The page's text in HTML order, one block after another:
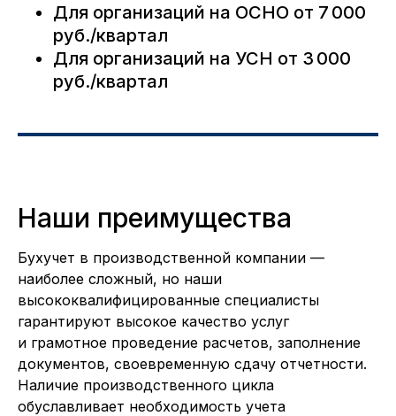
Для организаций на ОСНО от 7 000
руб./квартал
Для организаций на УСН от 3 000
руб./квартал
Наши преимущества
Бухучет в производственной компании —
наиболее сложный, но наши
высококвалифицированные специалисты
гарантируют высокое качество услуг
и грамотное проведение расчетов, заполнение
документов, своевременную сдачу отчетности.
Наличие производственного цикла
обуславливает необходимость учета